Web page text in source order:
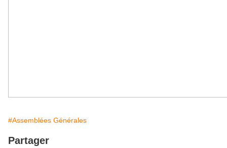
#Assemblées Générales
Partager